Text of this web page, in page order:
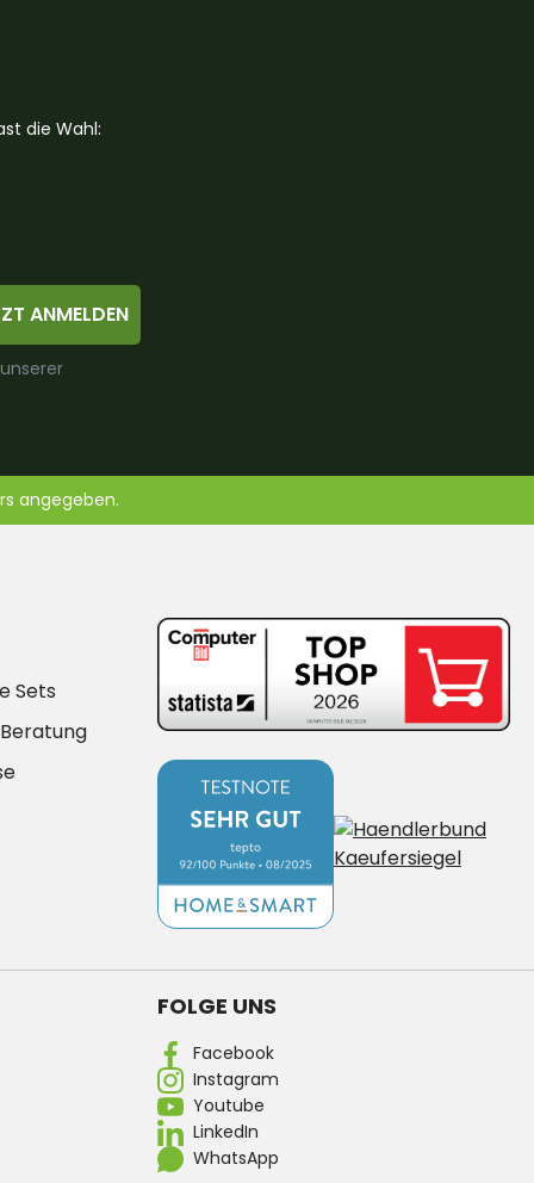
die Wahl:
ANMELDEN
angegeben.
Sets
FOLGE UNS
Facebook
Instagram
Youtube
LinkedIn
WhatsApp